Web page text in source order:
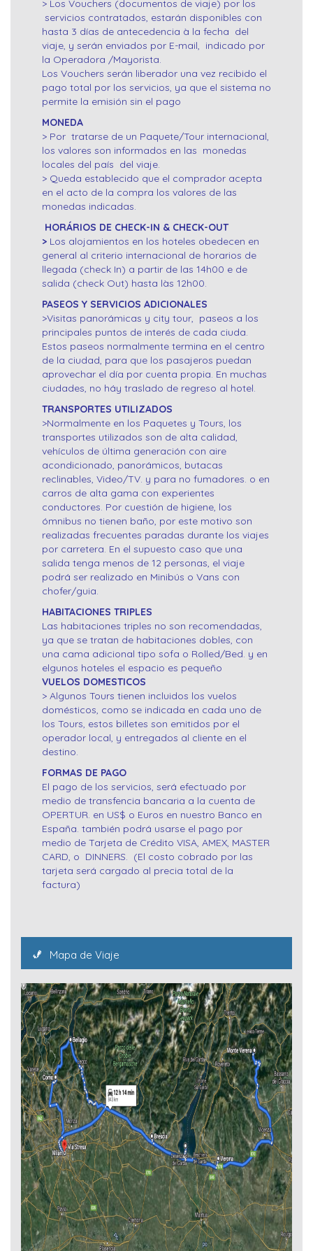
> Los Vouchers (documentos de viaje) por los
servicios contratados, estarán disponibles con
hasta 3 días de antecedencia à la fecha del
viaje, y serán enviados por E-mail, indicado por
la Operadora /Mayorista.
Los Vouchers serán liberador una vez recibido el
pago total por los servicios, ya que el sistema no
permite la emisión sin el pago
MONEDA
> Por tratarse de un Paquete/Tour internacional,
los valores son informados en las monedas
locales del país del viaje.
> Queda establecido que el comprador acepta
en el acto de la compra los valores de las
monedas indicadas.
HORÁRIOS DE CHECK-IN & CHECK-OUT
> Los alojamientos en los hoteles obedecen en
general al criterio internacional de horarios de
llegada (check In) a partir de las 14h00 e de
salida (check Out) hasta làs 12h00.
PASEOS Y SERVICIOS ADICIONALES
>Visitas panorámicas y city tour, paseos a los
principales puntos de interés de cada ciuda.
Estos paseos normalmente termina en el centro
de la ciudad, para que los pasajeros puedan
aprovechar el día por cuenta propia. En muchas
ciudades, no háy traslado de regreso al hotel.
TRANSPORTES UTILIZADOS
>Normalmente en los Paquetes y Tours, los
transportes utilizados son de alta calidad,
vehículos de última generación con aire
acondicionado, panorámicos, butacas
reclinables, Video/TV. y para no fumadores. o en
carros de alta gama con experientes
conductores. Por cuestión de higiene, los
ómnibus no tienen baño, por este motivo son
realizadas frecuentes paradas durante los viajes
por carretera. En el supuesto caso que una
salida tenga menos de 12 personas, el viaje
podrá ser realizado en Minibús o Vans con
chofer/guia.
HABITACIONES TRIPLES
Las habitaciones triples no son recomendadas,
ya que se tratan de habitaciones dobles, con
una cama adicional tipo sofa o Rolled/Bed. y en
elgunos hoteles el espacio es pequeño
VUELOS DOMESTICOS
> Algunos Tours tienen incluidos los vuelos
domésticos, como se indicada en cada uno de
los Tours, estos billetes son emitidos por el
operador local, y entregados al cliente en el
destino.
FORMAS DE PAGO
El pago de los servicios, será efectuado por
medio de transfencia bancaria a la cuenta de
OPERTUR. en US$ o Euros en nuestro Banco en
España. también podrá usarse el pago por
medio de Tarjeta de Crédito VISA, AMEX, MASTER
CARD, o DINNERS. (El costo cobrado por las
tarjeta será cargado al precia total de la
factura)
Mapa de Viaje